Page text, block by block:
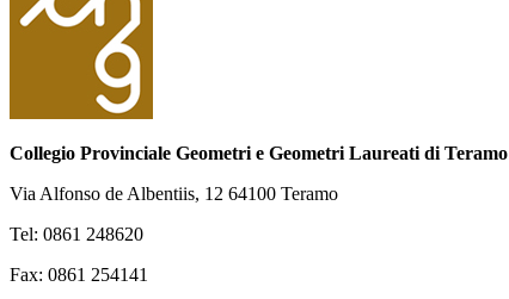
Collegio Provinciale Geometri e Geometri Laureati di Teramo
Via Alfonso de Albentiis, 12 64100 Teramo
Tel: 0861 248620
Fax: 0861 254141